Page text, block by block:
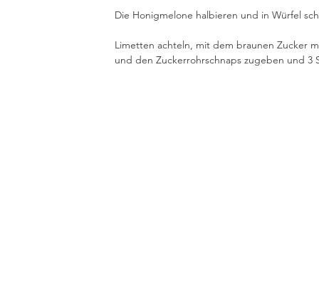
Die Honigmelone halbieren und in Würfel
Limetten achteln, mit dem braunen Zucker
und den Zuckerrohrschnaps zugeben und 3